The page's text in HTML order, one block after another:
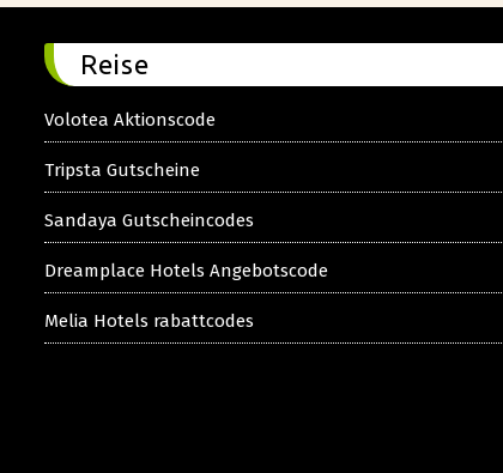
Reise
Volotea Aktionscode
Tripsta Gutscheine
Sandaya Gutscheincodes
Dreamplace Hotels Angebotscode
Melia Hotels rabattcodes